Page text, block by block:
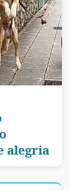
alegria